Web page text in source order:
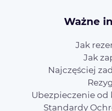
Ważne
Jak
Jak
Najczęściej
Ubezpieczenie od
Standardy